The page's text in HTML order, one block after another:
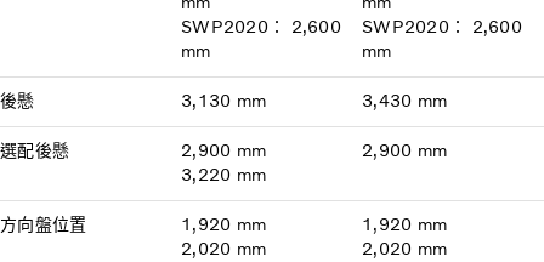
SWP2020： 2,600
mm
SWP2020： 2,600
mm
後懸 3,130 mm 3,430 mm
選配後懸
2,900 mm
3,220 mm
2,900 mm
方向盤位置
1,920 mm
2,020 mm
1,920 mm
2,020 mm